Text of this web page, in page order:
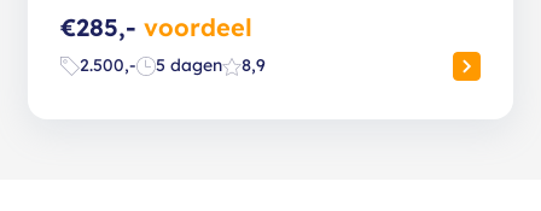
€285,- voordeel
2.500,- 5 dagen 8,9